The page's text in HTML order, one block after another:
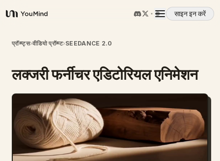
YouMind
साइन इन करें
अवलोकन
उपयोग के मामले
कौशल
प्रॉम्प्ट
प्रॉम्प्ट्स›वीडियो प्रॉम्प्ट›SEEDANCE 2.0
लक्जरी फर्नीचर एडिटोरियल एनिमेशन